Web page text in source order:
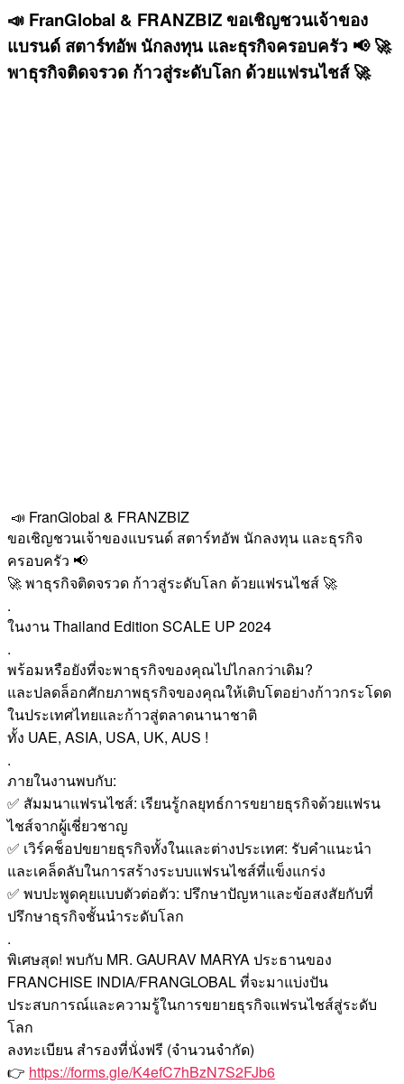
📣 FranGlobal & FRANZBIZ ขอเชิญชวนเจ้าของ
แบรนด์ สตาร์ทอัพ นักลงทุน และธุรกิจครอบครัว 📢 🚀
พาธุรกิจติดจรวด ก้าวสู่ระดับโลก ด้วยแฟรนไชส์ 🚀
📣 FranGlobal & FRANZBIZ
ขอเชิญชวนเจ้าของแบรนด์ สตาร์ทอัพ นักลงทุน และธุรกิจ
ครอบครัว 📢
🚀 พาธุรกิจติดจรวด ก้าวสู่ระดับโลก ด้วยแฟรนไชส์ 🚀
.
ในงาน Thailand Edition SCALE UP 2024
.
พร้อมหรือยังที่จะพาธุรกิจของคุณไปไกลกว่าเดิม?
และปลดล็อกศักยภาพธุรกิจของคุณให้เติบโตอย่างก้าวกระโดด
ในประเทศไทยและก้าวสู่ตลาดนานาชาติ
ทั้ง UAE, ASIA, USA, UK, AUS !
.
ภายในงานพบกับ:
✅ สัมมนาแฟรนไชส์: เรียนรู้กลยุทธ์การขยายธุรกิจด้วยแฟรน
ไชส์จากผู้เชี่ยวชาญ
✅ เวิร์คช็อปขยายธุรกิจทั้งในและต่างประเทศ: รับคำแนะนำ
และเคล็ดลับในการสร้างระบบแฟรนไชส์ที่แข็งแกร่ง
✅ พบปะพูดคุยแบบตัวต่อตัว: ปรึกษาปัญหาและข้อสงสัยกับที่
ปรึกษาธุรกิจชั้นนำระดับโลก
.
พิเศษสุด! พบกับ MR. GAURAV MARYA ประธานของ
FRANCHISE INDIA/FRANGLOBAL ที่จะมาแบ่งปัน
ประสบการณ์และความรู้ในการขยายธุรกิจแฟรนไชส์สู่ระดับ
โลก
ลงทะเบียน สำรองที่นั่งฟรี (จำนวนจำกัด)
👉 https://forms.gle/K4efC7hBzN7S2FJb6